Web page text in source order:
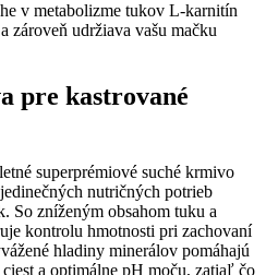
v metabolizme tukov L-karnitín
zároveň udržiava vašu mačku
pre kastrované
superprémiové suché krmivo
nutričných potrieb
So zníženým obsahom tuku a
kontrolu hmotnosti pri zachovaní
hladiny minerálov pomáhajú
a optimálne pH moču, zatiaľ čo